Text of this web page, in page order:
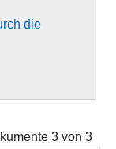
die
3 von 3